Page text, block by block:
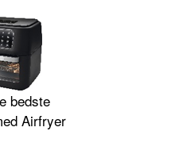
bedste
Airfryer